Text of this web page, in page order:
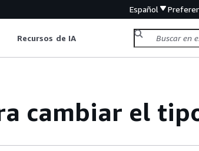
Español
Recursos de IA
cambiar el